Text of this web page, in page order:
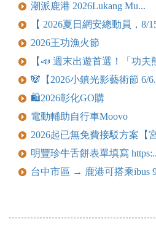
潮派鹿港 2026Lukang Mu...
【 2026夏日網安總動員，8/
2026王功漁火節
【📣 週末出遊首選！「功夫
🐼【2026小鎮光影藝術節 6/
🛍️2026彰化GO購
電動輔助自行車Moovo
2026起已無免費接駁方案【
明豐珍牛舌餅表單填寫
台中市區 → 鹿港可搭乘ibus